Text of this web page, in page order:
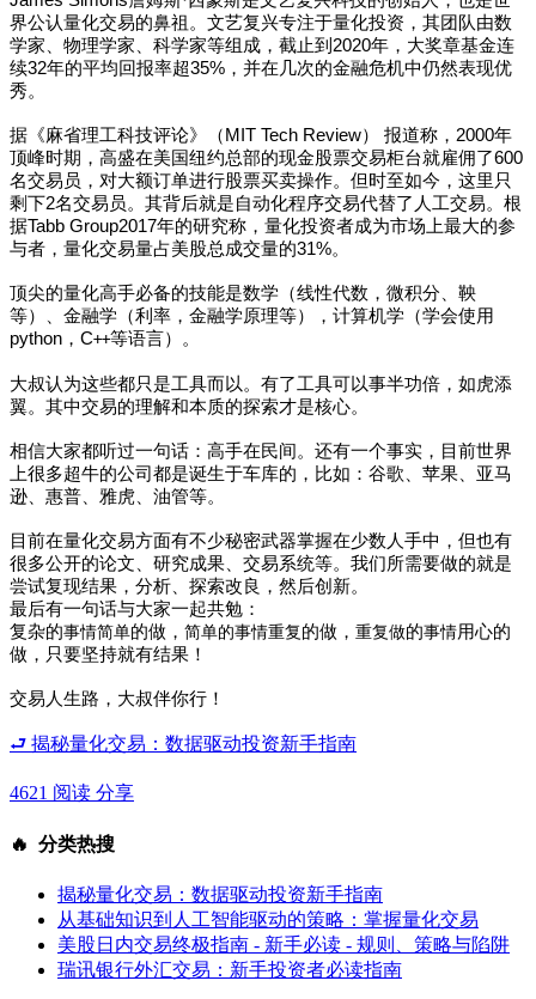
界公认量化交易的鼻祖。文艺复兴专注于量化投资，其团队由数
学家、物理学家、科学家等组成，截止到2020年，大奖章基金连
续32年的平均回报率超35%，并在几次的金融危机中仍然表现优
秀。
据《麻省理工科技评论》（MIT Tech Review） 报道称，2000年
顶峰时期，高盛在美国纽约总部的现金股票交易柜台就雇佣了600
名交易员，对大额订单进行股票买卖操作。但时至如今，这里只
剩下2名交易员。其背后就是自动化程序交易代替了人工交易。根
据Tabb Group2017年的研究称，量化投资者成为市场上最大的参
与者，量化交易量占美股总成交量的31%。
顶尖的量化高手必备的技能是数学（线性代数，微积分、鞅
等）、金融学（利率，金融学原理等），计算机学（学会使用
python，C++等语言）。
大叔认为这些都只是工具而以。有了工具可以事半功倍，如虎添
翼。其中交易的理解和本质的探索才是核心。
相信大家都听过一句话：高手在民间。还有一个事实，目前世界
上很多超牛的公司都是诞生于车库的，比如：谷歌、苹果、亚马
逊、惠普、雅虎、油管等。
目前在量化交易方面有不少秘密武器掌握在少数人手中，但也有
很多公开的论文、研究成果、交易系统等。我们所需要做的就是
尝试复现结果，分析、探索改良，然后创新。
最后有一句话与大家一起共勉：
复杂的事情简单的做， 简单的事情重复的做， 重复做的事情用心的
做，只要坚持就有结果！
交易人生路，大叔伴你行！
⮐ 揭秘量化交易：数据驱动投资新手指南
4621 阅读 分享
🔥 分类热搜
揭秘量化交易：数据驱动投资新手指南
从基础知识到人工智能驱动的策略：掌握量化交易
美股日内交易终极指南 - 新手必读 - 规则、策略与陷阱
瑞讯银行外汇交易：新手投资者必读指南